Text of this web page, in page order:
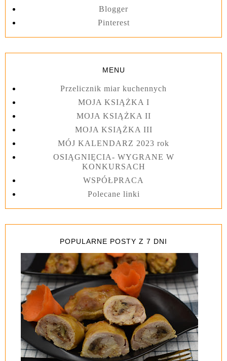
Blogger
Pinterest
MENU
Przelicznik miar kuchennych
MOJA KSIĄŻKA I
MOJA KSIĄŻKA II
MOJA KSIĄŻKA III
MÓJ KALENDARZ 2023 rok
OSIĄGNIĘCIA- WYGRANE W
KONKURSACH
WSPÓŁPRACA
Polecane linki
POPULARNE POSTY Z 7 DNI